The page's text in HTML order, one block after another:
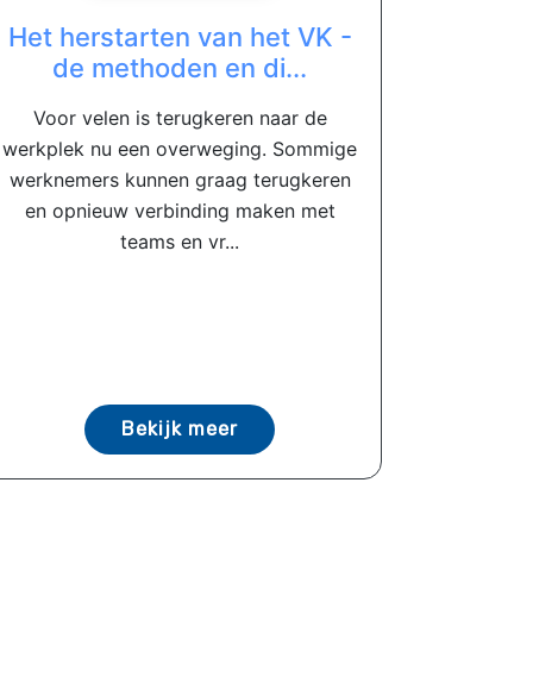
Het herstarten van het VK -
de methoden en di...
Voor velen is terugkeren naar de
werkplek nu een overweging. Sommige
werknemers kunnen graag terugkeren
en opnieuw verbinding maken met
teams en vr...
Bekijk meer